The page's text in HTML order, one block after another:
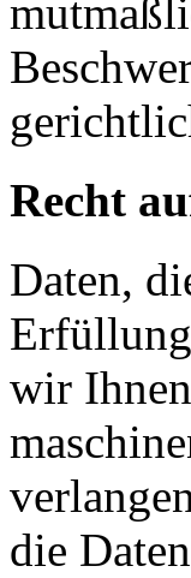
Recht
Daten,
Erfüllung
wir
die